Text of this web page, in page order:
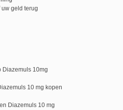
geld terug
Diazemuls 10mg
10 mg kopen
Diazemuls 10 mg